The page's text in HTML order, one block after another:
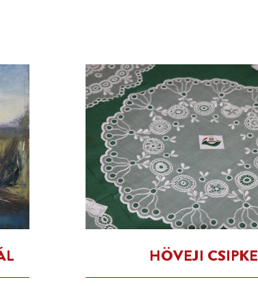
HÖVEJI CSIPKE